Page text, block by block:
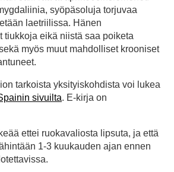
syöpäsoluja torjuvaa
laetriilissa. Hänen
tiukkoja eikä niistä saa poiketa
myös muut mahdolliset krooniset
tarkoista yksityiskohdista voi lukea
sivuilta. E-kirja on
ettei ruokavaliosta lipsuta, ja että
1-3 kuukauden ajan ennen